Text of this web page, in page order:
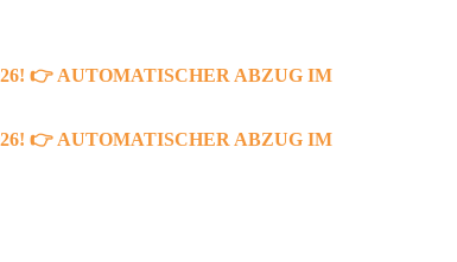
👉 AUTOMATISCHER ABZUG IM
👉 AUTOMATISCHER ABZUG IM